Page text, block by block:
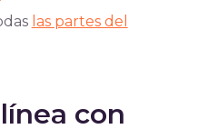
las partes del
con